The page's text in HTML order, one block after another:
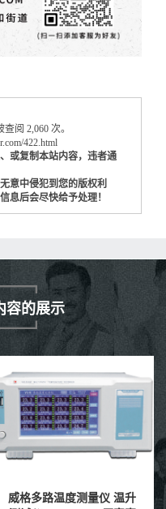
阅 2,060 次。
422.html
或复制本站内容，违者通
意中侵犯到您的版权利
息后会尽快给予处理！
容的展示
威格GDW1206A直流电参